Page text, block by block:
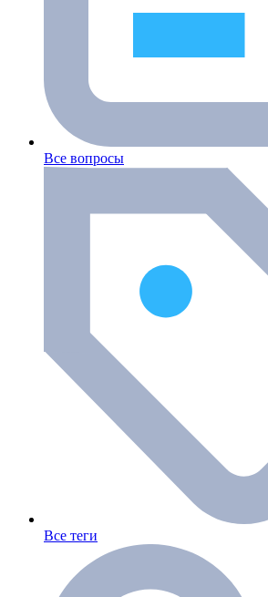
Все вопросы
Все теги